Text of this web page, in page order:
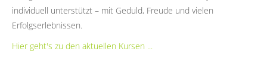
individuell unterstützt – mit Geduld, Freude und vielen
Erfolgserlebnissen.
Hier geht's zu den aktuellen Kursen ...